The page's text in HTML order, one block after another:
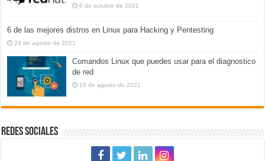
6 de octubre de 2021
6 de las mejores distros en Linux para Hacking y Pentesting
24 de agosto de 2021
Comandos Linux que puedes usar para el diagnostico
de red
16 de agosto de 2021
REDES SOCIALES